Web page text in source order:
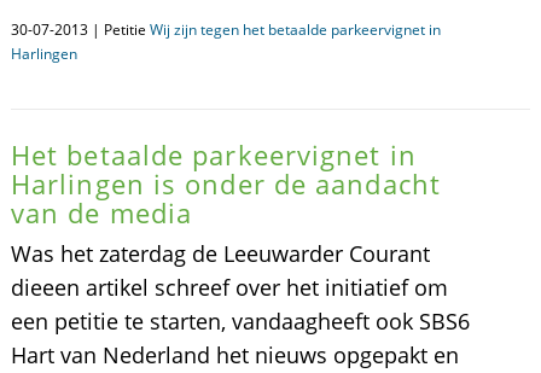
30-07-2013 | Petitie Wij zijn tegen het betaalde parkeervignet in
Harlingen
Het betaalde parkeervignet in
Harlingen is onder de aandacht
van de media
Was het zaterdag de Leeuwarder Courant
dieeen artikel schreef over het initiatief om
een petitie te starten, vandaagheeft ook SBS6
Hart van Nederland het nieuws opgepakt en